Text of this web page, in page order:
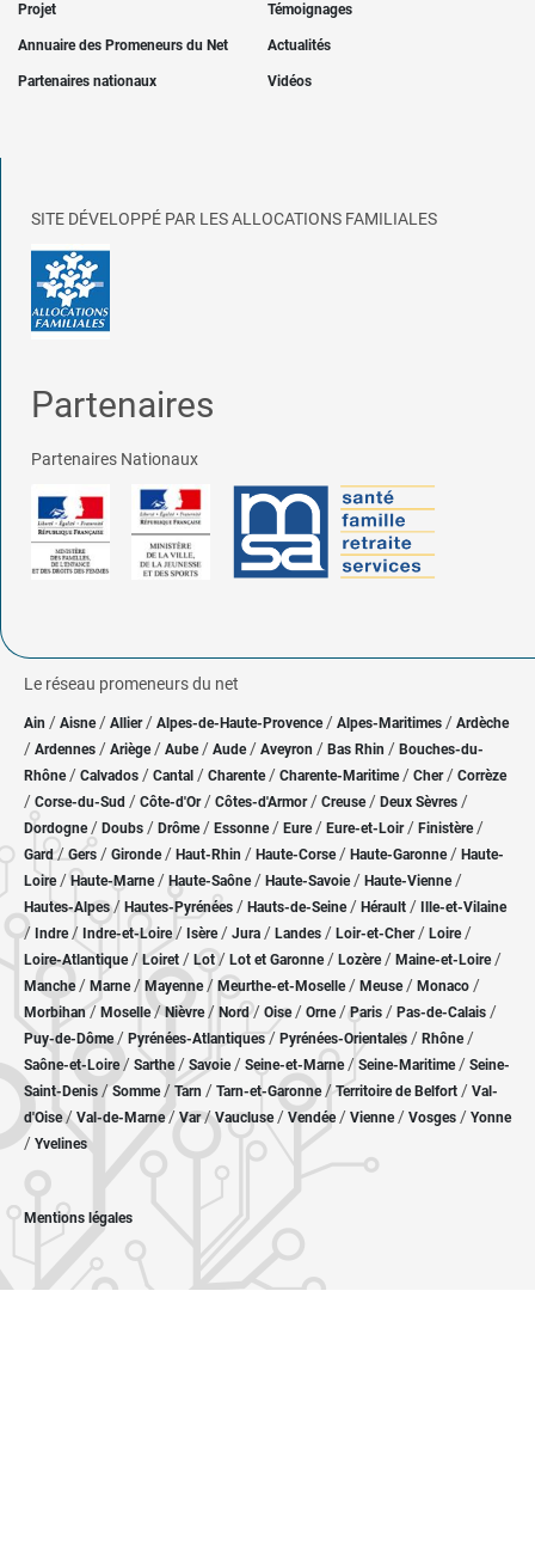
Projet Témoignages
Annuaire des Promeneurs du Net Actualités
Partenaires nationaux Vidéos
SITE DÉVELOPPÉ PAR LES ALLOCATIONS FAMILIALES
Partenaires
Partenaires Nationaux
Le réseau promeneurs du net
Ain / Aisne/ Allier/ Alpes-de-Haute-Provence / Alpes-Maritimes / Ardèche
/ Ardennes / Ariège/ Aube/ Aude / Aveyron / Bas Rhin / Bouches-du-
Rhône/ Calvados / Cantal / Charente / Charente-Maritime/ Cher / Corrèze
/ Corse-du-Sud / Côte-d'Or / Côtes-d'Armor/ Creuse/ Deux Sèvres /
Dordogne/ Doubs / Drôme/ Essonne / Eure/ Eure-et-Loir / Finistère/
Gard/Gers / Gironde/ Haut-Rhin / Haute-Corse/ Haute-Garonne/ Haute-
Loire/Haute-Marne/ Haute-Saône/ Haute-Savoie/ Haute-Vienne/
Hautes-Alpes/ Hautes-Pyrénées / Hauts-de-Seine/ Hérault / Ille-et-Vilaine
/ Indre/ Indre-et-Loire/ Isère/ Jura / Landes / Loir-et-Cher/ Loire/
Loire-Atlantique/ Loiret / Lot/ Lot et Garonne/ Lozère / Maine-et-Loire/
Manche/ Marne/ Mayenne/ Meurthe-et-Moselle/ Meuse/ Monaco /
Morbihan/ Moselle/ Nièvre / Nord/ Oise / Orne/Paris / Pas-de-Calais /
Puy-de-Dôme/ Pyrénées-Atlantiques / Pyrénées-Orientales / Rhône/
Saône-et-Loire/ Sarthe/ Savoie/ Seine-et-Marne/ Seine-Maritime/ Seine-
Saint-Denis /Somme/ Tarn / Tarn-et-Garonne/Territoire de Belfort / Val-
d'Oise/ Val-de-Marne/Var/Vaucluse/ Vendée/ Vienne/ Vosges / Yonne
/ Yvelines
Mentions légales